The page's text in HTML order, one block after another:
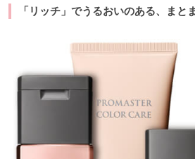
「リッチ」でうるおいのある、まと